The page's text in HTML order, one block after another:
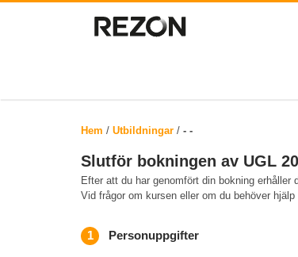
Hem / Utbildningar / - -
Slutför bokningen av UGL
Efter att du har genomfört din bokning erhåller
Vid frågor om kursen eller om du behöver
Personuppgifter